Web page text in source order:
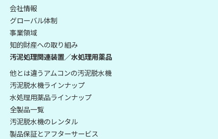
会社情報
グローバル体制
事業領域
知的財産への取り組み
汚泥処理関連装置／水処理用薬品
他とは違うアムコンの汚泥脱水機
汚泥脱水機ラインナップ
水処理用薬品ラインナップ
全製品一覧
汚泥脱水機のレンタル
製品保証とアフターサービス